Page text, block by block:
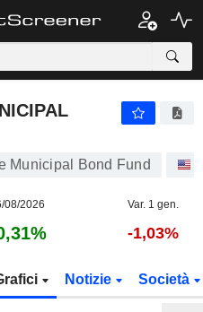
Municipal Bond Fund
08/2026 Var. 1 gen.
-1,03%
Notizie Società